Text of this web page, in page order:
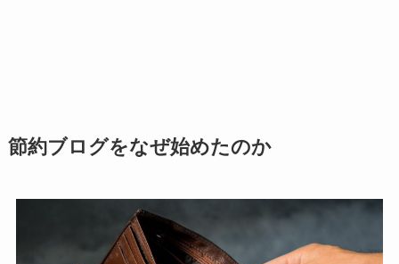
節約ブログをなぜ始めたのか